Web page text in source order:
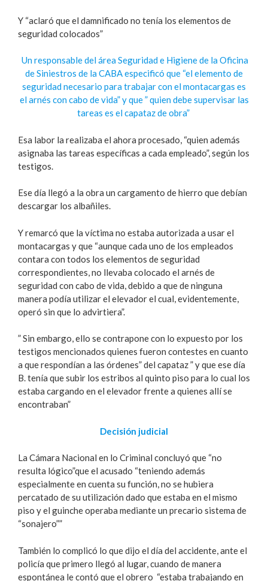
Y “aclaró que el damnificado no tenía los elementos de
seguridad colocados”
Un responsable del área Seguridad e Higiene de la Oficina
de Siniestros de la CABA especificó que “el elemento de
seguridad necesario para trabajar con el montacargas es
el arnés con cabo de vida” y que ” quien debe supervisar las
tareas es el capataz de obra”
Esa labor la realizaba el ahora procesado, “quien además
asignaba las tareas específicas a cada empleado”, según los
testigos.
Ese día llegó a la obra un cargamento de hierro que debían
descargar los albañiles.
Y remarcó que la víctima no estaba autorizada a usar el
montacargas y que “aunque cada uno de los empleados
contara con todos los elementos de seguridad
correspondientes, no llevaba colocado el arnés de
seguridad con cabo de vida, debido a que de ninguna
manera podía utilizar el elevador el cual, evidentemente,
operó sin que lo advirtiera”.
” Sin embargo, ello se contrapone con lo expuesto por los
testigos mencionados quienes fueron contestes en cuanto
a que respondían a las órdenes” del capataz ” y que ese día
B. tenía que subir los estribos al quinto piso para lo cual los
estaba cargando en el elevador frente a quienes allí se
encontraban”
Decisión judicial
La Cámara Nacional en lo Criminal concluyó que “no
resulta lógico”que el acusado “teniendo además
especialmente en cuenta su función, no se hubiera
percatado de su utilización dado que estaba en el mismo
piso y el guinche operaba mediante un precario sistema de
“sonajero””
También lo complicó lo que dijo el día del accidente, ante el
policía que primero llegó al lugar, cuando de manera
espontánea le contó que el obrero “estaba trabajando en